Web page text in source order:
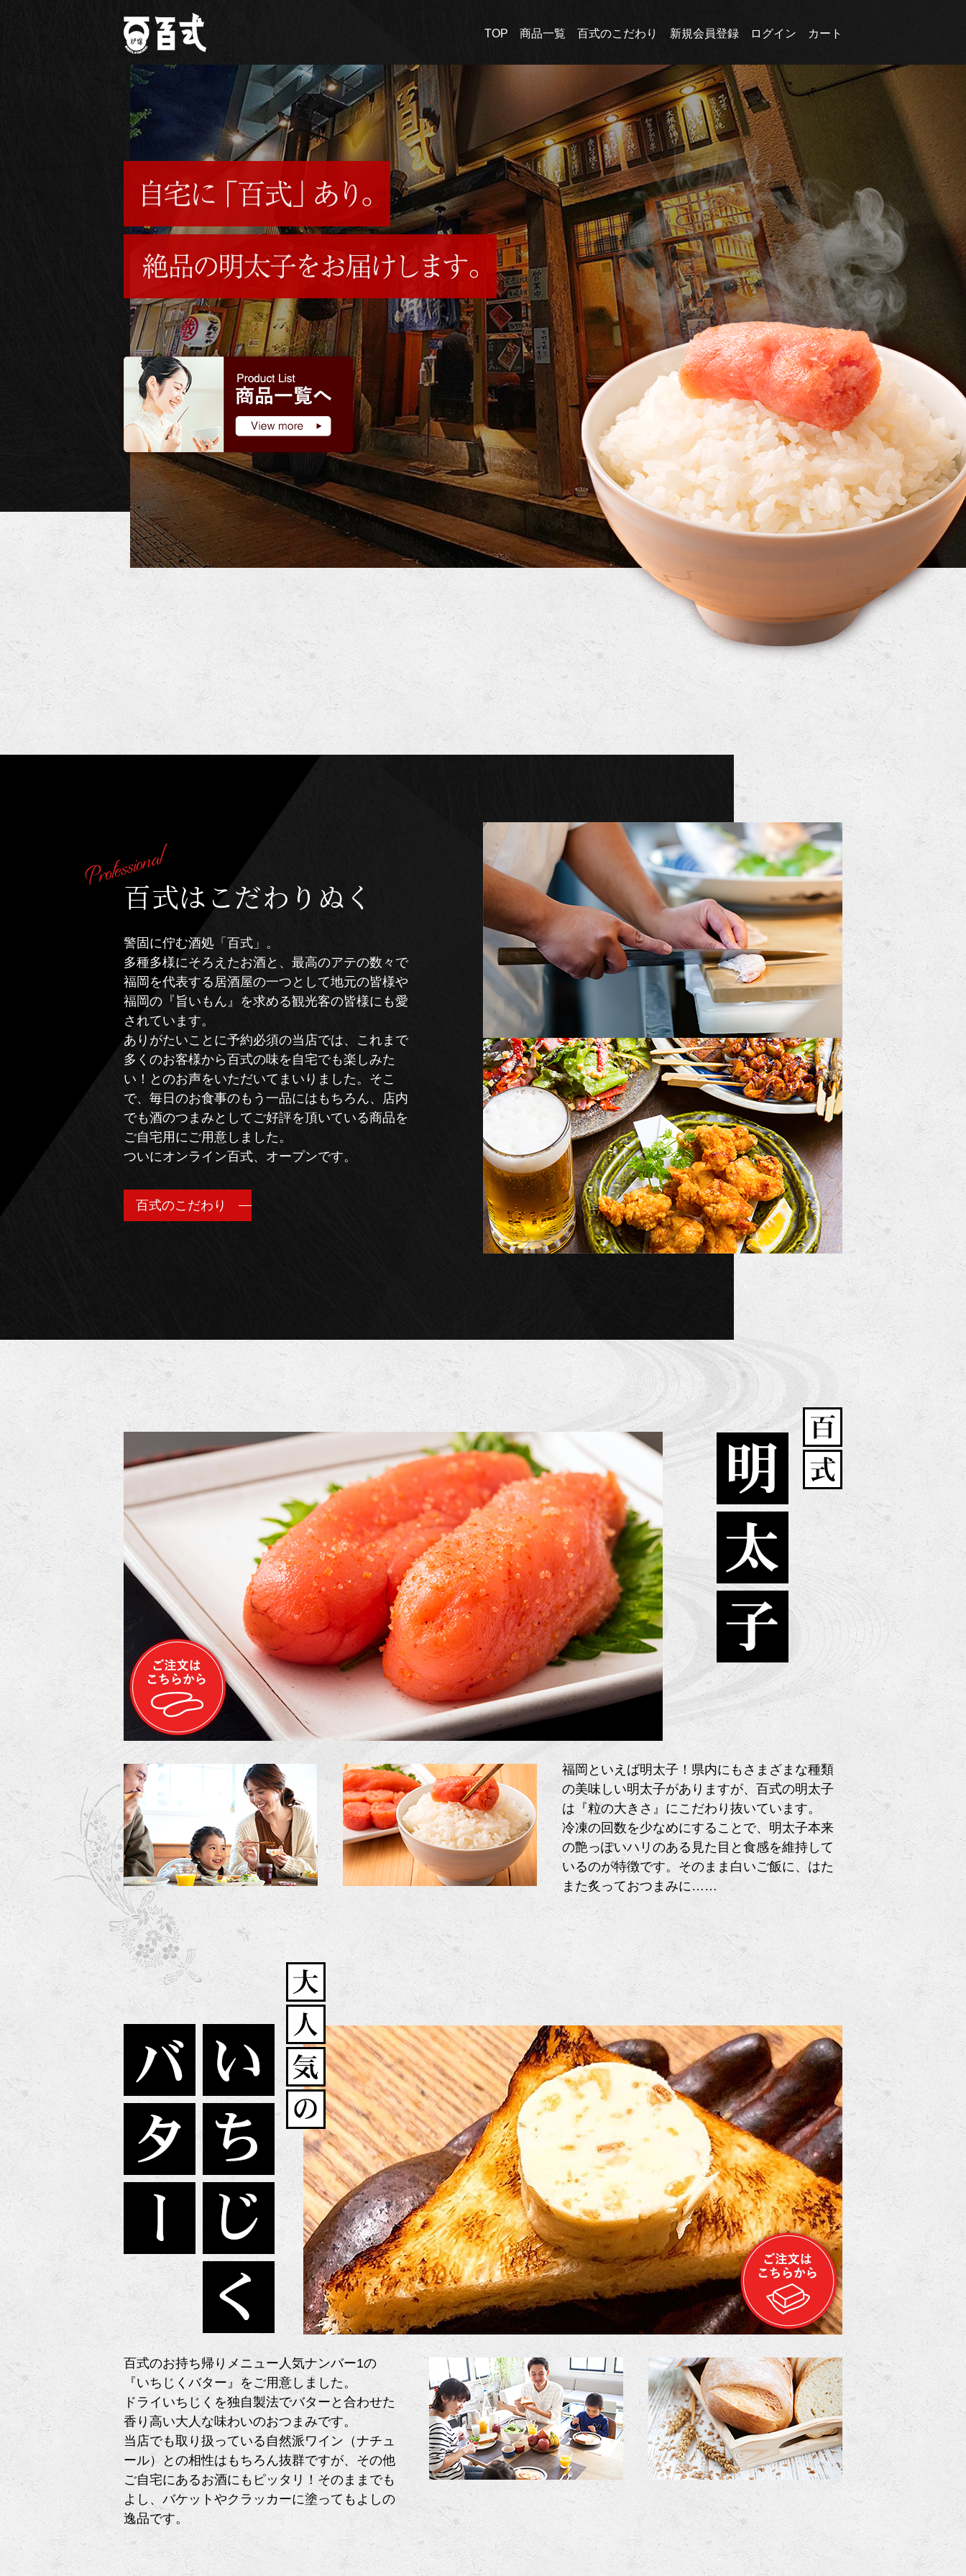
TOP 商品一覧 百式のこだわり 新規会員登録 ログイン カート
百式はこだわりぬく
警固に佇む酒処「百式」。
多種多様にそろえたお酒と、最高のアテの数々で
福岡を代表する居酒屋の一つとして地元の皆様や
福岡の『旨いもん』を求める観光客の皆様にも愛
されています。
ありがたいことに予約必須の当店では、これまで
多くのお客様から百式の味を自宅でも楽しみた
い！とのお声をいただいてまいりました。そこ
で、毎日のお食事のもう一品にはもちろん、店内
でも酒のつまみとしてご好評を頂いている商品を
ご自宅用にご用意しました。
ついにオンライン百式、オープンです。
百式のこだわり
福岡といえば明太子！県内にもさまざまな種類
の美味しい明太子がありますが、百式の明太子
は『粒の大きさ』にこだわり抜いています。
冷凍の回数を少なめにすることで、明太子本来
の艶っぽいハリのある見た目と食感を維持して
いるのが特徴です。そのまま白いご飯に、はた
また炙っておつまみに……
百式のお持ち帰りメニュー人気ナンバー1の
『いちじくバター』をご用意しました。
ドライいちじくを独自製法でバターと合わせた
香り高い大人な味わいのおつまみです。
当店でも取り扱っている自然派ワイン（ナチュ
ール）との相性はもちろん抜群ですが、その他
ご自宅にあるお酒にもピッタリ！そのままでも
よし、バケットやクラッカーに塗ってもよしの
逸品です。